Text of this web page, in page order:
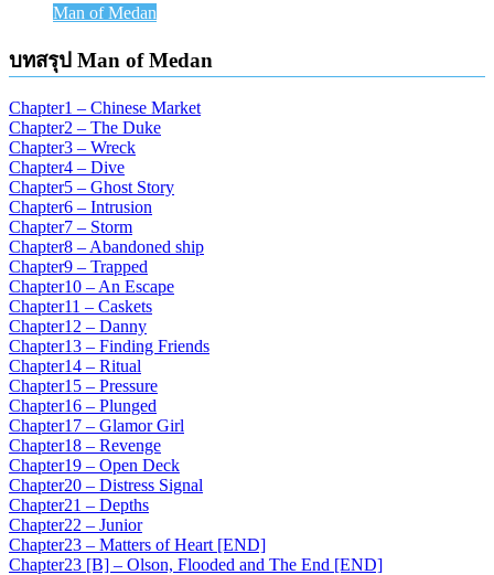
Man of Medan
บทสรุป Man of Medan
Chapter1 – Chinese Market
Chapter2 – The Duke
Chapter3 – Wreck
Chapter4 – Dive
Chapter5 – Ghost Story
Chapter6 – Intrusion
Chapter7 – Storm
Chapter8 – Abandoned ship
Chapter9 – Trapped
Chapter10 – An Escape
Chapter11 – Caskets
Chapter12 – Danny
Chapter13 – Finding Friends
Chapter14 – Ritual
Chapter15 – Pressure
Chapter16 – Plunged
Chapter17 – Glamor Girl
Chapter18 – Revenge
Chapter19 – Open Deck
Chapter20 – Distress Signal
Chapter21 – Depths
Chapter22 – Junior
Chapter23 – Matters of Heart [END]
Chapter23 [B] – Olson, Flooded and The End [END]